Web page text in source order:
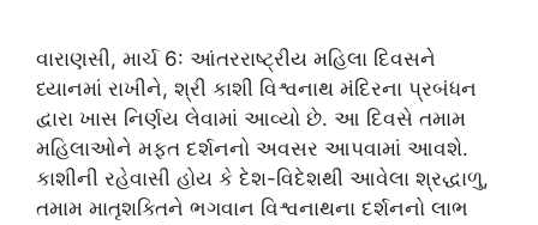
વારાણસી, માર્ચ 6: આંતરરાષ્ટ્રીય મહિલા દિવસને
ધ્યાનમાં રાખીને, શ્રી કાશી વિશ્વનાથ મંદિરના પ્રબંધન
દ્વારા ખાસ નિર્ણય લેવામાં આવ્યો છે. આ દિવસે તમામ
મહિલાઓને મફત દર્શનનો અવસર આપવામાં આવશે.
કાશીની રહેવાસી હોય કે દેશ-વિદેશથી આવેલા શ્રદ્ધાળુ,
તમામ માતૃશક્તિને ભગવાન વિશ્વનાથના દર્શનનો લાભ